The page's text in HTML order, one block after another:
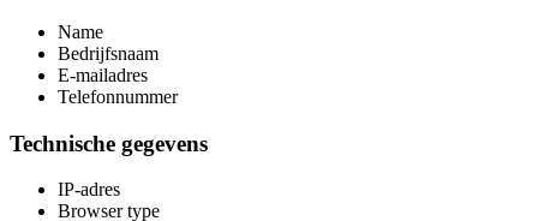
Name
Bedrijfsnaam
E-mailadres
Telefonnummer
Technische gegevens
IP-adres
Browser type